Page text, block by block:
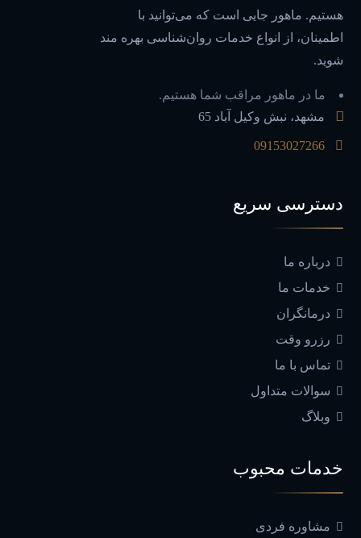
هستیم. ماهور جایی است که می‌توانید با
اطمینان، از انواع خدمات روان‌شناسی بهره مند
شوید.
ما در ماهور مراقب شما هستیم.
مشهد، نبش وکیل آباد 65
09153027266
دسترسی سریع
درباره ما
خدمات ما
درمانگران
رزرو وقت
تماس با ما
سوالات متداول
وبلاگ
خدمات محبوب
مشاوره فردی